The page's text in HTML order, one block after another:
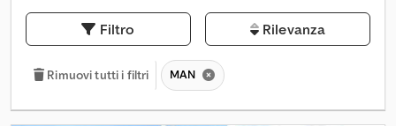
Filtro Rilevanza
Rimuovi tutti i filtri MAN